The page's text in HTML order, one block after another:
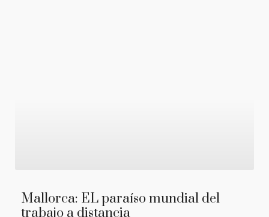
Mallorca: EL paraíso mundial del
trabajo a distancia